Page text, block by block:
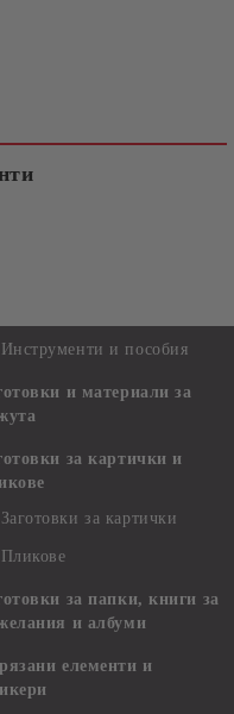
Инструменти и пособия
и материали за
за картички и
Заготовки за картички
Пликове
за папки, книги за
и албуми
елементи и